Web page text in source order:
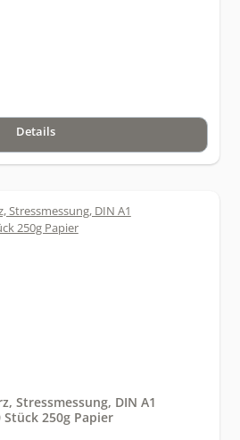
Details
Stressmessung, DIN A1
250g Papier